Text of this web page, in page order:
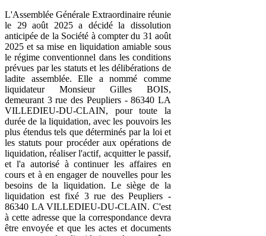
L'Assemblée Générale Extraordinaire réunie
le 29 août 2025 a décidé la dissolution
anticipée de la Société à compter du 31 août
2025 et sa mise en liquidation amiable sous
le régime conventionnel dans les conditions
prévues par les statuts et les délibérations de
ladite assemblée. Elle a nommé comme
liquidateur Monsieur Gilles BOIS,
demeurant 3 rue des Peupliers - 86340 LA
VILLEDIEU-DU-CLAIN, pour toute la
durée de la liquidation, avec les pouvoirs les
plus étendus tels que déterminés par la loi et
les statuts pour procéder aux opérations de
liquidation, réaliser l'actif, acquitter le passif,
et l'a autorisé à continuer les affaires en
cours et à en engager de nouvelles pour les
besoins de la liquidation. Le siège de la
liquidation est fixé 3 rue des Peupliers -
86340 LA VILLEDIEU-DU-CLAIN. C'est
à cette adresse que la correspondance devra
être envoyée et que les actes et documents